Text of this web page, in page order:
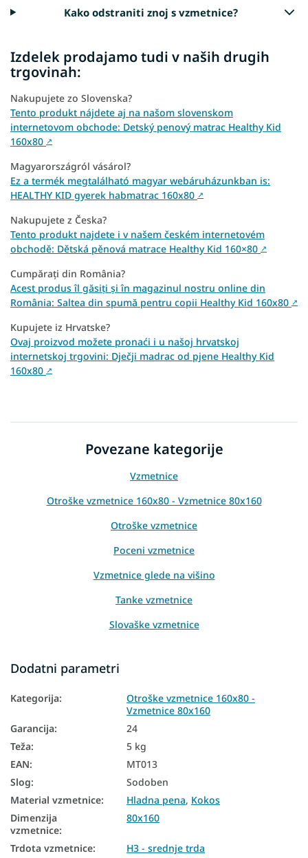
Kako odstraniti znoj s vzmetnice?
Izdelek prodajamo tudi v naših drugih
trgovinah:
Nakupujete zo Slovenska?
Tento produkt nájdete aj na našom slovenskom
internetovom obchode: Detský penový matrac Healthy Kid
160x80 ↗
Magyarországról vásárol?
Ez a termék megtalálható magyar webáruházunkban is:
HEALTHY KID gyerek habmatrac 160x80 ↗
Nakupujete z Česka?
Tento produkt najdete i v našem českém internetovém
obchodě: Dětská pěnová matrace Healthy Kid 160×80 ↗
Cumpărați din România?
Acest produs îl găsiți și în magazinul nostru online din
România: Saltea din spumă pentru copii Healthy Kid 160x80 ↗
Kupujete iz Hrvatske?
Ovaj proizvod možete pronaći i u našoj hrvatskoj
internetskoj trgovini: Dječji madrac od pjene Healthy Kid
160x80 ↗
Povezane kategorije
Vzmetnice
Otroške vzmetnice 160x80 - Vzmetnice 80x160
Otroške vzmetnice
Poceni vzmetnice
Vzmetnice glede na višino
Tanke vzmetnice
Slovaške vzmetnice
Dvostranske vzmetnice
Vzmetnice glede na trdoto
Mehke vzmetnice
Trde vzmetnice
Otroške vzmetnice glede na material
Otroške vzmetnice iz HR pene
Otroške kokosove vzmetnice
Dodatni parametri
Kategorija:
Otroške vzmetnice 160x80 -
Vzmetnice 80x160
Garancija:
24
Teža:
5 kg
EAN:
MT013
Slog:
Sodoben
Material vzmetnice: Hladna pena, Kokos
Dimenzija
vzmetnice:
80x160
Trdota vzmetnice: H3 - srednje trda